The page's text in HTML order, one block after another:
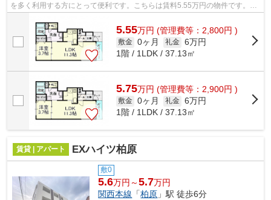
を多く利用する方にとって便利です。こちらは賃料5.55万円の物件です。ぜ
ひ一度見ていただきたい、「セレノア...
5.55万円 (管理費等：2,800円 )
敷金 0ヶ月 礼金 6万円
1階 / 1LDK / 37.13㎡
5.75万円 (管理費等：2,900円 )
敷金 0ヶ月 礼金 6万円
1階 / 1LDK / 37.13㎡
賃貸 | アパート EXハイツ柏原
敷0
5.6万円～5.7万円
関西本線 「柏原 」駅 徒歩6分